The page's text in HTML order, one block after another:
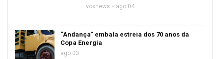
voxnews ago 04
“Andança” embala estreia dos 70 anos da
Copa Energia
ago 03